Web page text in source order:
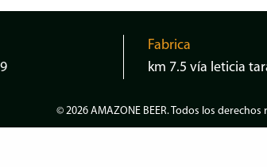
Fabrica
km 7.5 vía leticia
© 2026 AMAZONE BEER. Todos los